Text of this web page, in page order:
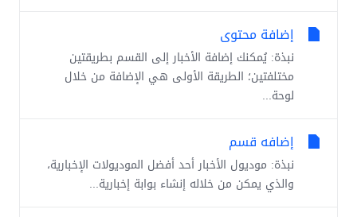
إضافة محتوى
نبذة: يُمكنك إضافة الأخبار إلى القسم بطريقتين
مختلفتين؛ الطريقة الأولى هي الإضافة من خلال
لوحة...
إضافه قسم
نبذة: موديول الأخبار أحد أفضل الموديولات الإخبارية،
والذي يمكن من خلاله إنشاء بوابة إخبارية...